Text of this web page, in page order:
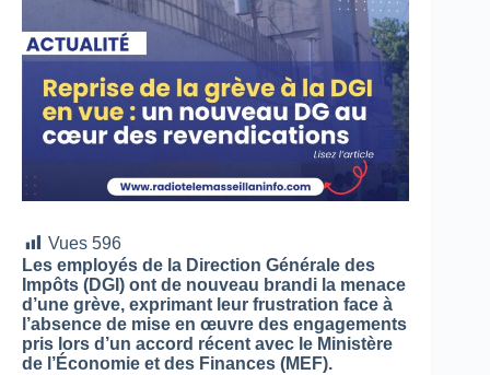
Vues 596
Les employés de la Direction Générale des
Impôts (DGI) ont de nouveau brandi la menace
d’une grève, exprimant leur frustration face à
l’absence de mise en œuvre des engagements
pris lors d’un accord récent avec le Ministère
de l’Économie et des Finances (MEF).